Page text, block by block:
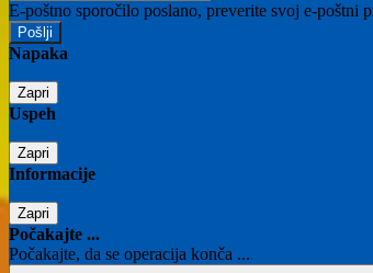
E-poštno sporočilo poslano, preverite svoj e-poštni
Napaka
Zapri
Uspeh
Zapri
Informacije
Zapri
Počakajte ...
Počakajte, da se operacija konča ...